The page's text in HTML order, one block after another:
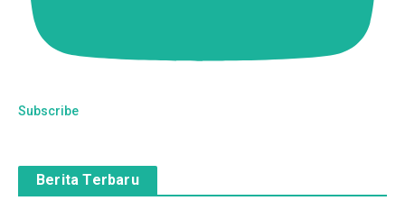
Subscribe
Berita Terbaru